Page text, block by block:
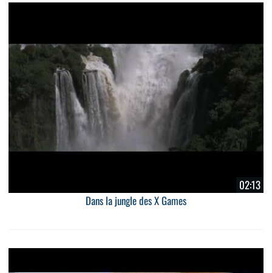
02:13
Dans la jungle des X Games